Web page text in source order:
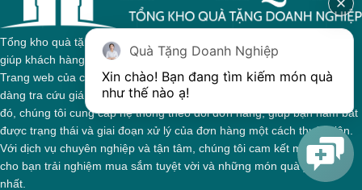
Hộp xi 3 hũ mứt
Tổng kho quà tặng của chúng tôi tự hào với sự đa dạng sản phẩm,
giúp khách hàng dễ dàng tìm kiếm quà tặng phù hợp cho mọi dịp.
Trang web của chúng tôi được thiết kế trực quan, cho phép bạn dễ
dàng tra cứu giá cả và thông tin chi tiết về từng sản phẩm. Bên cạnh
đó, chúng tôi cung cấp hệ thống theo dõi đơn hàng, giúp bạn nắm bắt
được trạng thái và giai đoạn xử lý của đơn hàng một cách thuận tiện.
Với dịch vụ chuyên nghiệp và tận tâm, chúng tôi cam kết mang đến
cho bạn trải nghiệm mua sắm tuyệt vời và những món quà ý nghĩa
nhất.
Quà Tặng Doanh Nghiệp
Xin chào! Bạn đang tìm kiếm món quà
như thế nào ạ!